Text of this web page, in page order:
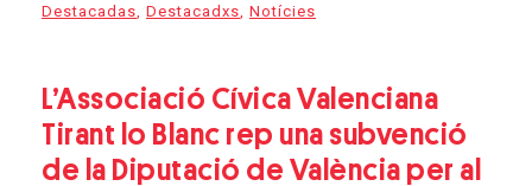
Destacadas Destacadxs Notícies
L’Associació Cívica Valenciana
Tirant lo Blanc rep una subvenció
de la Diputació de València per al